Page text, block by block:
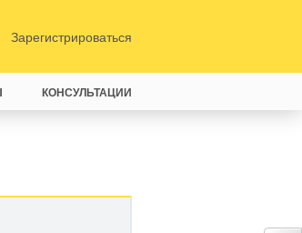
Зарегистрироваться
КОНСУЛЬТАЦИИ